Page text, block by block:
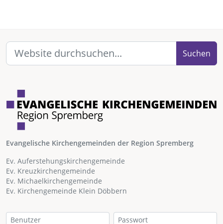
Suchen
Evangelische Kirchengemeinden der Region Spremberg
Ev. Auferstehungskirchengemeinde
Ev. Kreuzkirchengemeinde
Ev. Michaelkirchengemeinde
Ev. Kirchengemeinde Klein Döbbern